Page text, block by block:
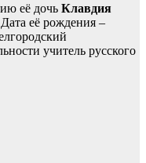
её дочь Клавдия
Дата её рождения –
учитель русского